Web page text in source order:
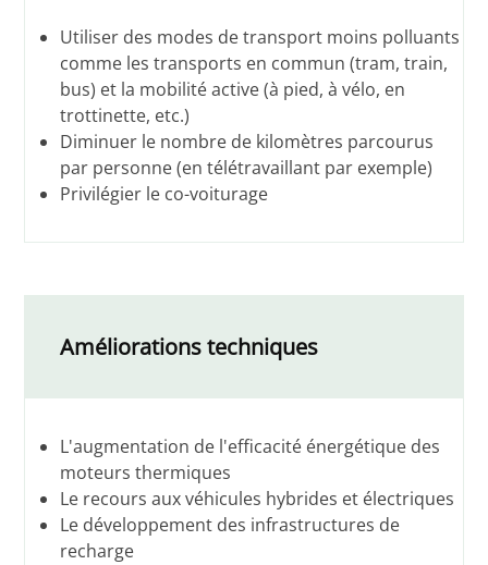
Utiliser des modes de transport moins polluants
comme les transports en commun (tram, train,
bus) et la mobilité active (à pied, à vélo, en
trottinette, etc.)
Diminuer le nombre de kilomètres parcourus
par personne (en télétravaillant par exemple)
Privilégier le co-voiturage
Améliorations techniques
L'augmentation de l'efficacité énergétique des
moteurs thermiques
Le recours aux véhicules hybrides et électriques
Le développement des infrastructures de
recharge